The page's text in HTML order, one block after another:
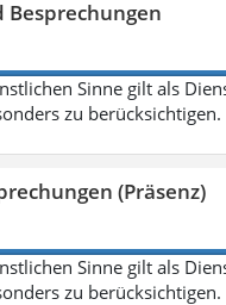
Besprechungen
Sinne gilt als
zu berücksichtigen.
(Präsenz)
Sinne gilt als
zu berücksichtigen.